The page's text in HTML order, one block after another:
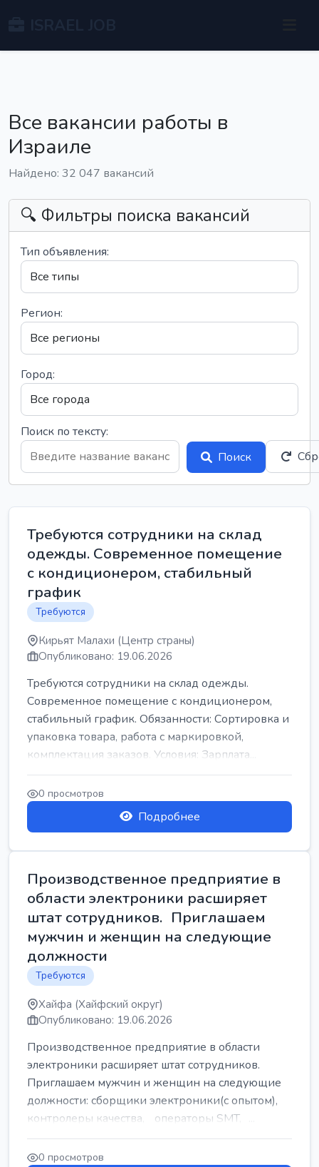
Все вакансии работы в
Израиле
Найдено: 32 047 вакансий
🔍 Фильтры поиска вакансий
Тип объявления:
Регион:
Город:
Поиск по тексту:
Поиск
Требуются сотрудники на склад
одежды. Современное помещение
с кондиционером, стабильный
график
Требуются
Кирьят Малахи (Центр страны)
Опубликовано: 19.06.2026
Требуются сотрудники на склад одежды.
Современное помещение с кондиционером,
стабильный график. Обязанности: Сортировка и
упаковка товара, работа с маркировкой,
комплектация заказов. Условия: Зарплата...
0 просмотров
Подробнее
Производственное предприятие в
области электроники расширяет
штат сотрудников. Приглашаем
мужчин и женщин на следующие
должности
Требуются
Хайфа (Хайфский округ)
Опубликовано: 19.06.2026
Производственное предприятие в области
электроники расширяет штат сотрудников.
Приглашаем мужчин и женщин на следующие
должности: сборщики электроники(с опытом),
контролеры качества, операторы SMT, ...
0 просмотров